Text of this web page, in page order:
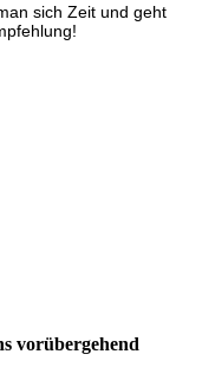
sich Zeit und geht
vorübergehend